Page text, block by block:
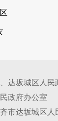
体，围绕市
类信息
助和投诉
“ 区长信箱”
达坂城区人民
政府办公室
市达坂城区人